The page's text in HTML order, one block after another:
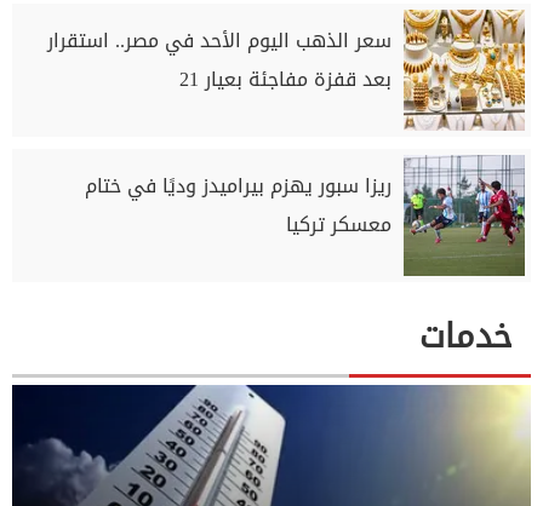
سعر الذهب اليوم الأحد في مصر.. استقرار
بعد قفزة مفاجئة بعيار 21
ريزا سبور يهزم بيراميدز وديًا في ختام
معسكر تركيا
خدمات